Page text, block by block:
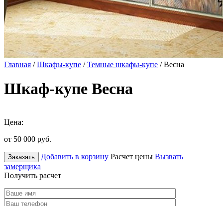
Главная /Шкафы-купе /Темные шкафы-купе / Весна
Шкаф-купе Весна
Цена:
от 50 000 руб.
Заказать Добавить в корзину Расчет цены Вызвать
замерщика
Получить расчет